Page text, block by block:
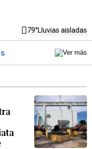
79°Lluvias aisladas